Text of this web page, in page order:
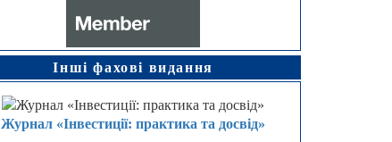
Інші фахові видання
Журнал «Інвестиції: практика та досвід»